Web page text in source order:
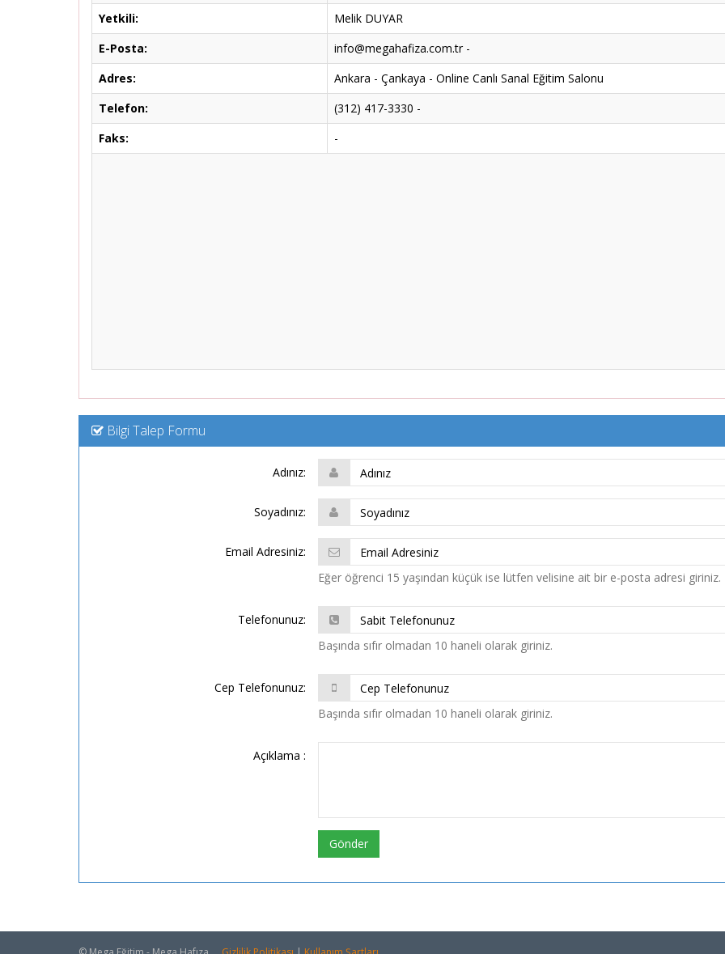
Yetkili:
Melik DUYAR
E-Posta:
info@megahafiza.com.tr -
Adres:
Ankara - Çankaya - Online Canlı Sanal Eğitim Salonu
Telefon:
(312) 417-3330 -
Faks:
-
Bilgi Talep Formu
Adınız:
Soyadınız:
Email Adresiniz:
Eğer öğrenci 15 yaşından küçük ise lütfen velisine ait bir e-posta adresi giriniz.
Telefonunuz:
Başında sıfır olmadan 10 haneli olarak giriniz.
Cep Telefonunuz:
Başında sıfır olmadan 10 haneli olarak giriniz.
Açıklama :
Gönder